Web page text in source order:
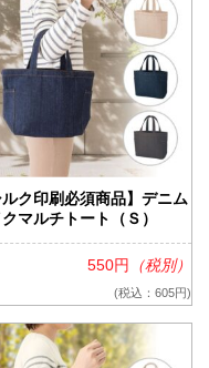
ルク印刷必須商品】デニム
マルチトート（Ｓ）
550円 （税別）
(税込：605円)